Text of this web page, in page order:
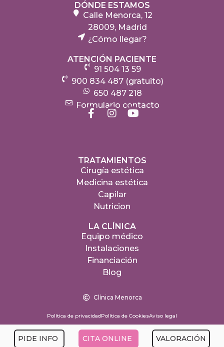
DÓNDE ESTAMOS
Calle Menorca, 12
28009, Madrid
¿Cómo llegar?
ATENCIÓN PACIENTE
91 504 13 59
900 834 487 (gratuito)
650 487 218
Formulario contacto
TRATAMIENTOS
Cirugía estética
Medicina estética
Capilar
Nutricion
LA CLÍNICA
Equipo médico
Instalaciones
Financiación
Blog
Clínica Menorca
Política de privacidadPolítica de CookiesAviso legal
PIDE INFO CITA ONLINE VALORACIÓN